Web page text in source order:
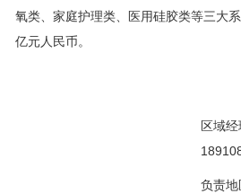
氧类、家庭护理类、医用硅胶类等三大
亿元人民币。
区域
负责地